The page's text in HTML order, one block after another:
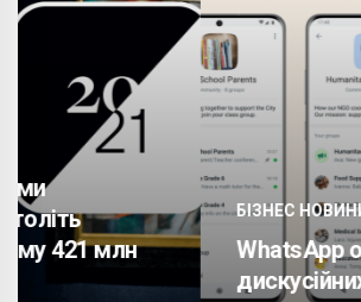
БІЗНЕС НОВИНИ
WhatsApp офіційно
дискусійних груп